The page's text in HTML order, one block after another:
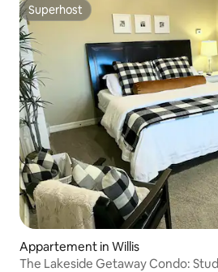
Superhost
Superhost
Appartement in Willis
The Lakeside Getaway Condo: